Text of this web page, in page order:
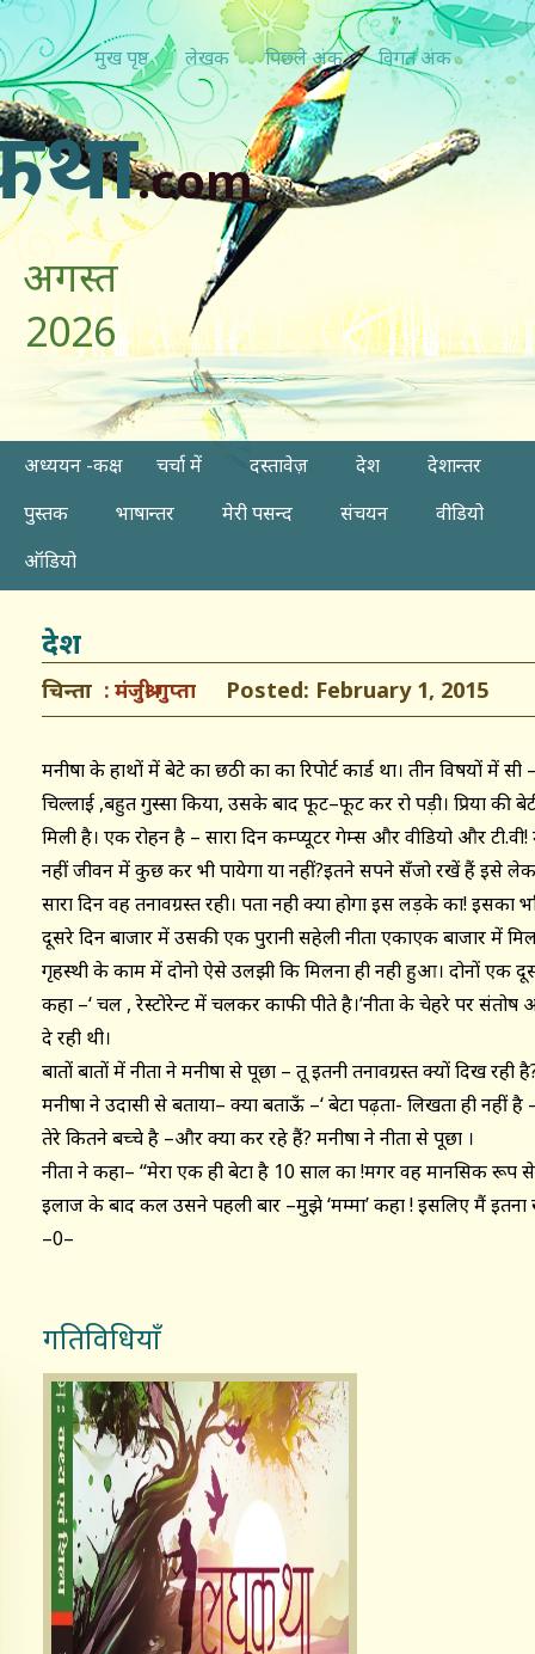
मुख पृष्ठ लेखक पिछ्ले अंक विगत अंक
.com
अगस्त
2026
अध्ययन -कक्ष चर्चा में दस्तावेज़ देश
देशान्तर
पुस्तक
भाषान्तर मेरी पसन्द संचयन
वीडियो
ऑडियो
देश
चिन्ता मंजुश्री गुप्ता Posted: February 1, 2015
मनीषा के हाथों में बेटे का छठी कक्षा का रिपोर्ट कार्ड था। तीन विषयों में
चिल्लाई ,बहुत गुस्सा किया, उसके बाद फूट–फूट कर रो पड़ी। प्रिया की
मिली है। एक रोहन है – सारा दिन कम्प्यूटर गेम्स और वीडियो और
नहीं जीवन में कुछ कर भी पायेगा या नहीं?इतने सपने सँजो रखें हैं इसे
सारा दिन वह तनावग्रस्त रही। पता नही क्या होगा इस लड़के का! इसका
दूसरे दिन बाजार में उसकी एक पुरानी सहेली नीता एकाएक बाजार में
गृहस्थी के काम में दोनो ऐसे उलझी कि मिलना ही नही हुआ। दोनों एक
कहा –‘ चल , रेस्टोरेन्ट में चलकर काफी पीते है।’नीता के चेहरे पर संतोष
दे रही थी।
बातों बातों में नीता ने मनीषा से पूछा – तू इतनी तनावग्रस्त क्यों दिख रही
मनीषा ने उदासी से बताया– क्या बताऊँ –‘ बेटा पढ़ता- लिखता ही नहीं
तेरे कितने बच्चे है –और क्या कर रहे हैं? मनीषा ने नीता से पूछा ।
नीता ने कहा– ‘‘मेरा एक ही बेटा है 10 साल का !मगर वह मानसिक रूप से
इलाज के बाद कल उसने पहली बार –मुझे ‘मम्मा’ कहा ! इसलिए मैं इतना
–0–
गतिविधियाँ